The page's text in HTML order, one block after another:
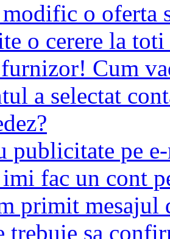
o oferta
o cerere la
Cum
a selectat
publicitate pe
fac un cont
primit mesajul
trebuie sa